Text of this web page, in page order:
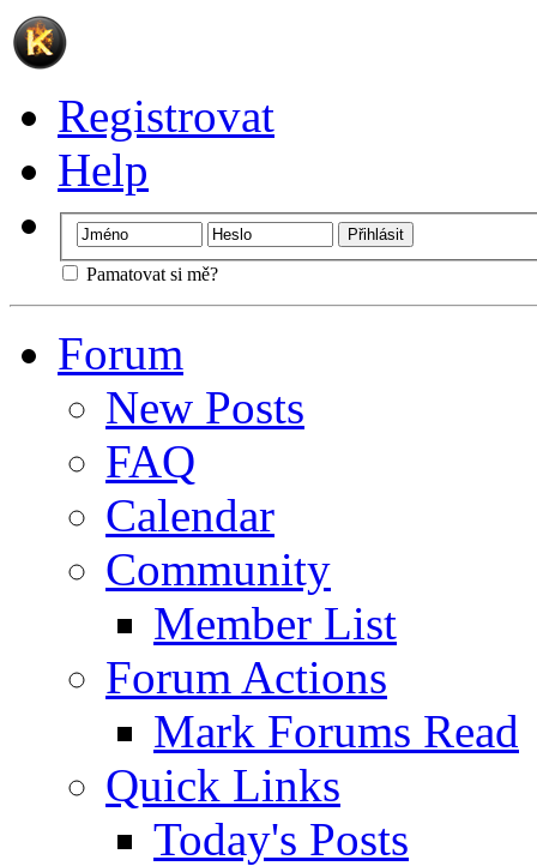
Registrovat
Help
Pamatovat si mě?
Forum
New Posts
FAQ
Calendar
Community
Member List
Forum Actions
Mark Forums Read
Quick Links
Today's Posts